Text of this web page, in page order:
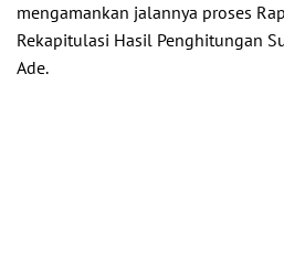
mengamankan jalannya proses
Rekapitulasi Hasil Penghitungan
Ade.